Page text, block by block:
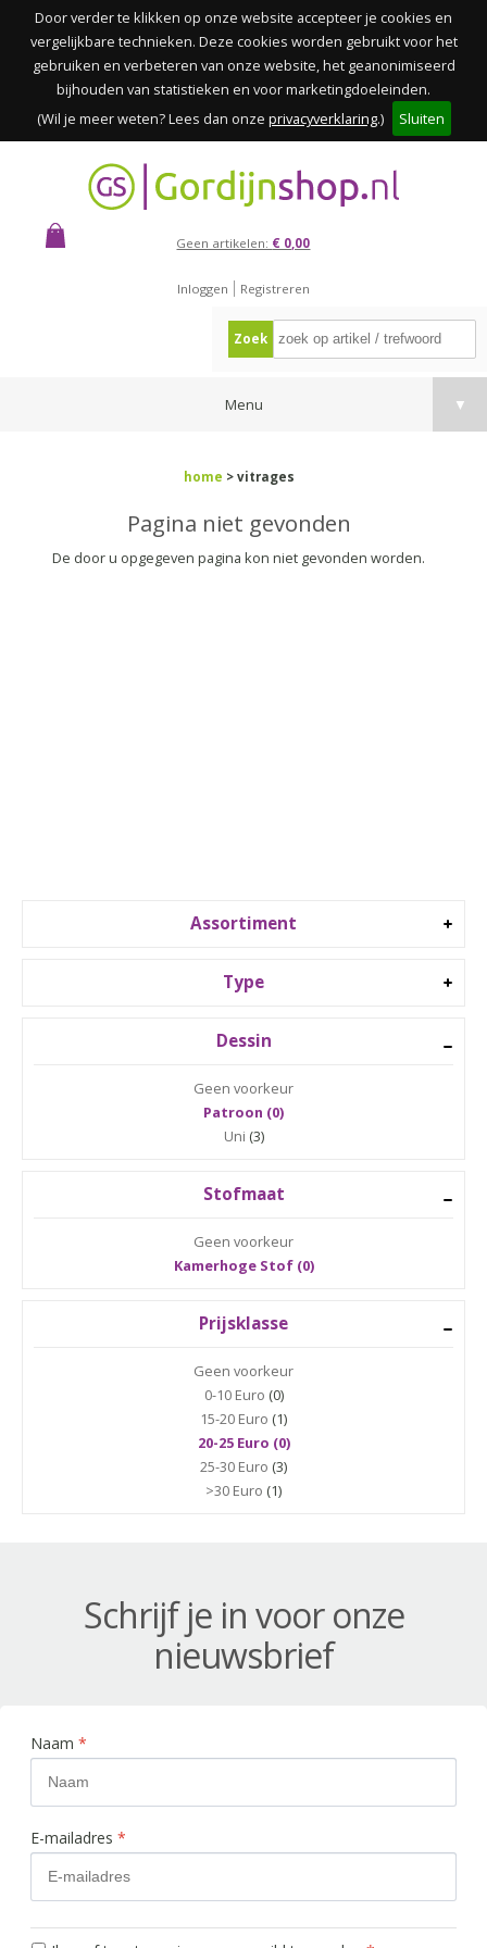
Door verder te klikken op onze website accepteer je cookies en
vergelijkbare technieken. Deze cookies worden gebruikt voor het
gebruiken en verbeteren van onze website, het geanonimiseerd
bijhouden van statistieken en voor marketingdoeleinden.
(Wil je meer weten? Lees dan onze privacyverklaring.) Sluiten
Geen artikelen: € 0,00
Inloggen Registreren
Zoek
Menu ▼
Assortiment
Type
Dessin
Geen voorkeur
Patroon (0)
Uni (3)
Stofmaat
Geen voorkeur
Kamerhoge Stof (0)
Prijsklasse
Geen voorkeur
0-10 Euro (0)
15-20 Euro (1)
20-25 Euro (0)
25-30 Euro (3)
>30 Euro (1)
home > vitrages
Pagina niet gevonden
De door u opgegeven pagina kon niet gevonden worden.
Schrijf je in voor onze
nieuwsbrief
Naam *
E-mailadres *